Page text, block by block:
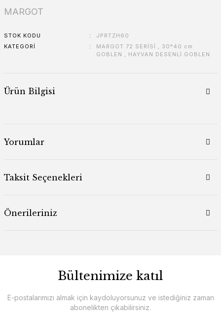
MARGOT
STOK KODU
JPRTZH60
KATEGORI
MARGOT 72 SERİSİ , 30*40 cm
GOBLEN , HAYVAN DESENLİ GOBLEN
Ürün Bilgisi
Yorumlar
Taksit Seçenekleri
Önerileriniz
Bültenimize katıl
E-postalarımızı almak için kaydoluyorsunuz ve istediğiniz zaman
abonelikten çıkabilirsiniz.